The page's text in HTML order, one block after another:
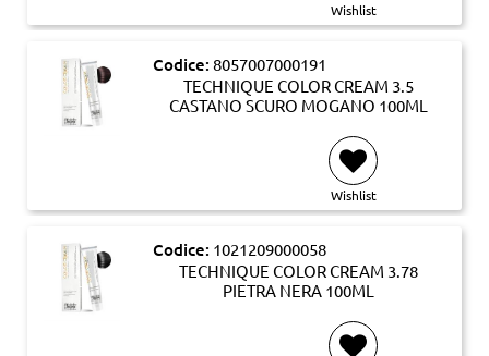
Wishlist
Codice: 8057007000191
TECHNIQUE COLOR CREAM 3.5
CASTANO SCURO MOGANO 100ML
Wishlist
Codice: 1021209000058
TECHNIQUE COLOR CREAM 3.78
PIETRA NERA 100ML